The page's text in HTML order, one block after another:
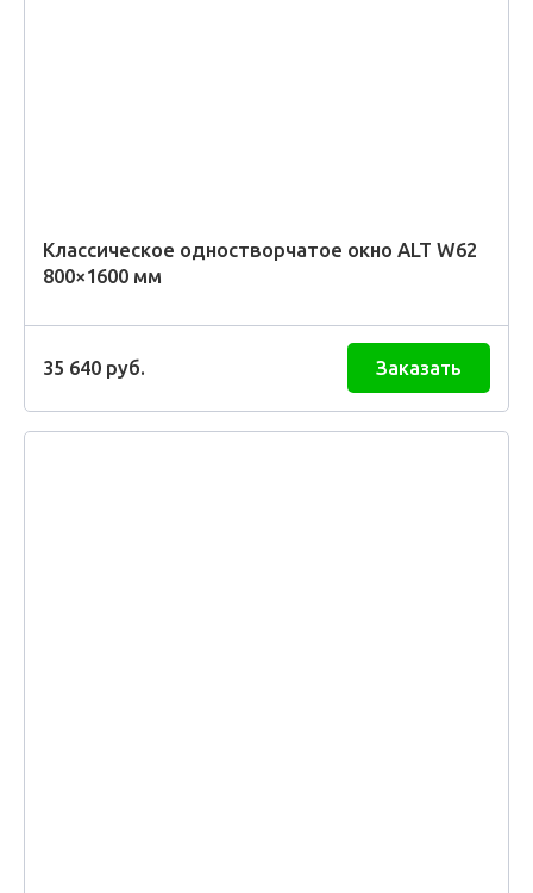
Классическое одностворчатое окно ALT W62
800×1600 мм
35 640 руб. Заказать